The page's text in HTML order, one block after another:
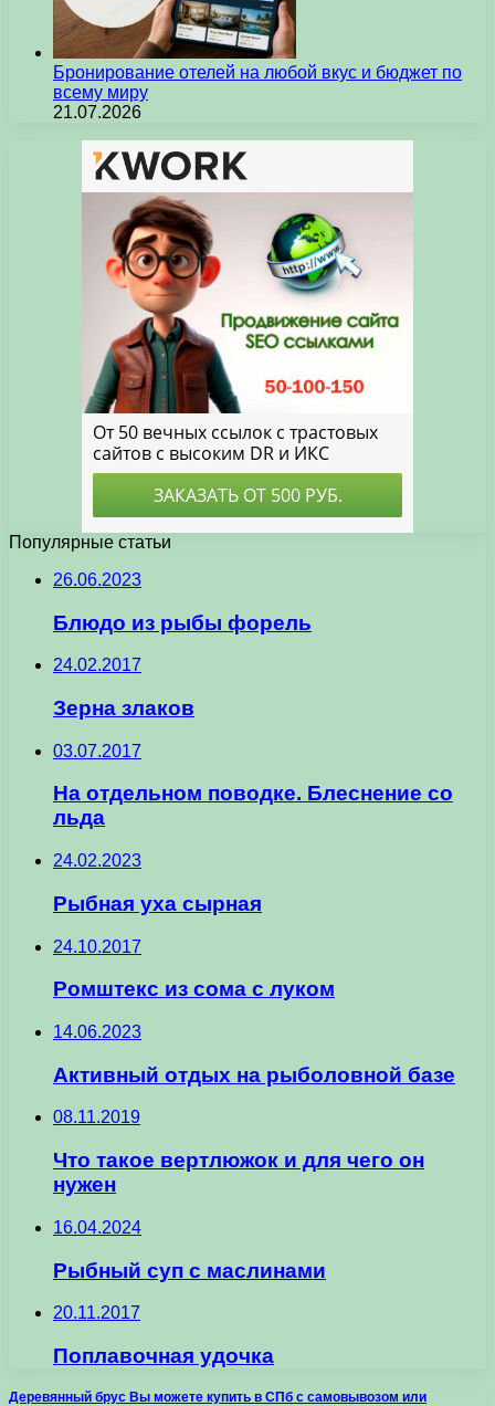
Бронирование отелей на любой вкус и бюджет по
всему миру
21.07.2026
Популярные статьи
26.06.2023
Блюдо из рыбы форель
24.02.2017
Зерна злаков
03.07.2017
На отдельном поводке. Блеснение со
льда
24.02.2023
Рыбная уха сырная
24.10.2017
Ромштекс из сома с луком
14.06.2023
Активный отдых на рыболовной базе
08.11.2019
Что такое вертлюжок и для чего он
нужен
16.04.2024
Рыбный суп с маслинами
20.11.2017
Поплавочная удочка
Деревянный брус Вы можете купить в СПб с самовывозом или